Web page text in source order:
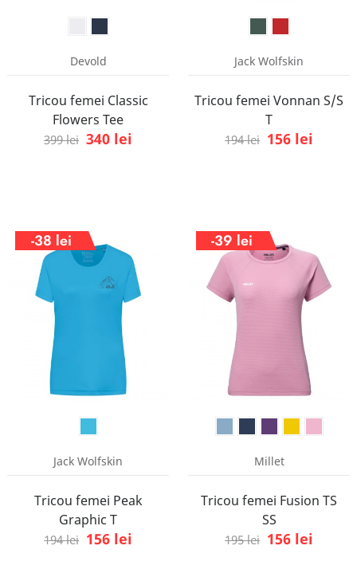
Devold
Tricou femei Classic
Flowers Tee
399 lei 340 lei
Jack Wolfskin
Tricou femei Vonnan S/S
T
194 lei 156 lei
-38 lei
Jack Wolfskin
Tricou femei Peak
Graphic T
194 lei 156 lei
-39 lei
Millet
Tricou femei Fusion TS
SS
195 lei 156 lei